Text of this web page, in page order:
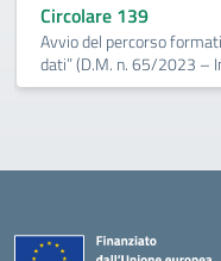
Circolare 139
Avvio del percorso
dati” (D.M. n. 65/2023 –